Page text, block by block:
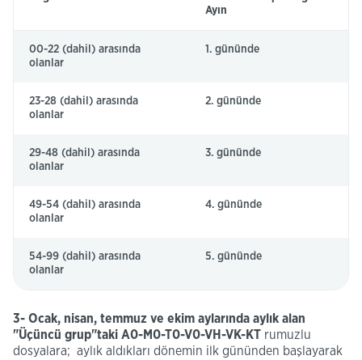
Ayın
00-22 (dahil) arasında
olanlar
1. gününde
23-28 (dahil) arasında
olanlar
2. gününde
29-48 (dahil) arasında
olanlar
3. gününde
49-54 (dahil) arasında
olanlar
4. gününde
54-99 (dahil) arasında
olanlar
5. gününde
3- Ocak, nisan, temmuz ve ekim aylarında aylık alan
"Üçüncü grup"taki A0-M0-T0-V0-VH-VK-KT rumuzlu
dosyalara; aylık aldıkları dönemin ilk gününden başlayarak